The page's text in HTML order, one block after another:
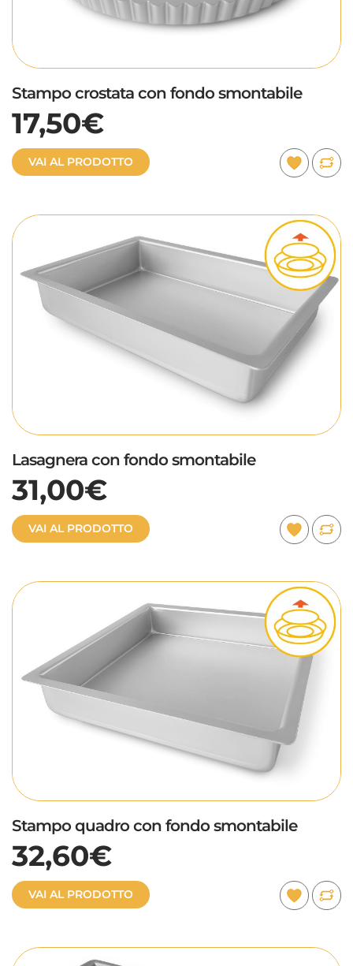
Stampo crostata con fondo smontabile
17,50€
VAI AL PRODOTTO
Lasagnera con fondo smontabile
31,00€
VAI AL PRODOTTO
Stampo quadro con fondo smontabile
32,60€
VAI AL PRODOTTO